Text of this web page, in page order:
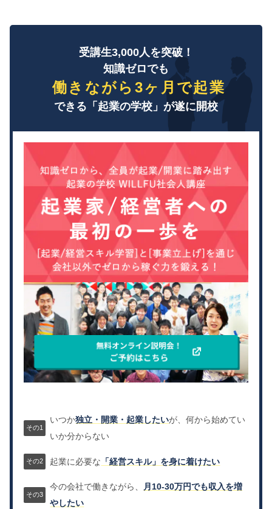
受講生3,000人を突破！
知識ゼロでも
働きながら3ヶ月で起業
できる「起業の学校」が遂に開校
いつか独立・開業・起業したいが、何から始めてい
いか分からない
起業に必要な 「経営スキル」を身に着けたい
今の会社で働きながら、
月10-30万円でも収入を増
やしたい